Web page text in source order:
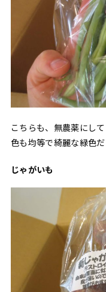
こちらも、無農薬にし
色も均等で綺麗な緑色
じゃがいも